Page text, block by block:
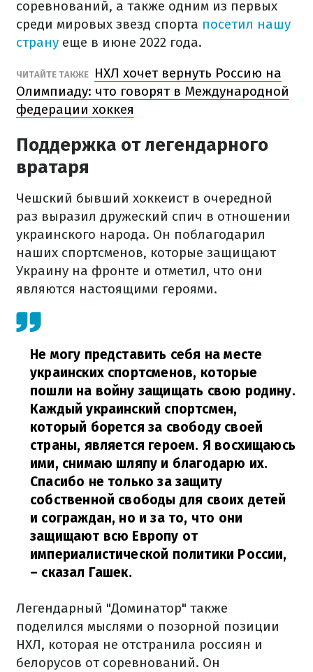
соревнований, а также одним из первых
среди мировых звезд спорта посетил нашу
страну еще в июне 2022 года.
ЧИТАЙТЕ ТАКЖЕ
НХЛ хочет вернуть Россию на
Олимпиаду: что говорят в Международной
федерации хоккея
Поддержка от легендарного
вратаря
Чешский бывший хоккеист в очередной
раз выразил дружеский спич в отношении
украинского народа. Он поблагодарил
наших спортсменов, которые защищают
Украину на фронте и отметил, что они
являются настоящими героями.
Не могу представить себя на месте
украинских спортсменов, которые
пошли на войну защищать свою родину.
Каждый украинский спортсмен,
который борется за свободу своей
страны, является героем. Я восхищаюсь
ими, снимаю шляпу и благодарю их.
Спасибо не только за защиту
собственной свободы для своих детей
и сограждан, но и за то, что они
защищают всю Европу от
империалистической политики России,
– сказал Гашек.
Легендарный "Доминатор" также
поделился мыслями о позорной позиции
НХЛ, которая не отстранила россиян и
белорусов от соревнований. Он